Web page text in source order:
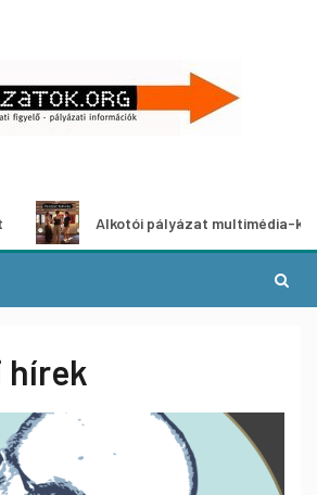
Alkotói pályázat multimédia-kiállításhoz
hírek